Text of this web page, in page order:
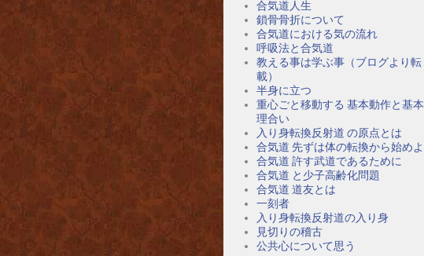
合気道人生
鎖骨骨折について
合気道における気の流れ
呼吸法と合気道
教える事は学ぶ事（ブログより転
載）
半身に立つ
重心ごと移動する 基本動作と基本
理合い
入り身転換反射道 の原点とは
合気道 先ずは体の転換から始めよ
合気道 許す武道であるために
合気道 と少子高齢化問題
合気道 道友とは
一刻者
入り身転換反射道の入り身
見切りの稽古
公共心について思う